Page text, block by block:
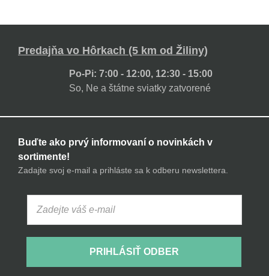
Predajňa vo Hôrkach (5 km od Žiliny)
Po-Pi: 7:00 - 12:00, 12:30 - 15:00
So, Ne a štátne sviatky zatvorené
Buďte ako prvý informovaní o novinkách v
sortimente!
Zadajte svoj e-mail a prihláste sa k odberu newslettera.
PRIHLÁSIŤ ODBER